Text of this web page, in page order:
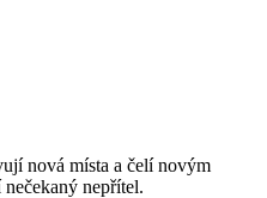
nová místa a čelí novým
nepřítel.